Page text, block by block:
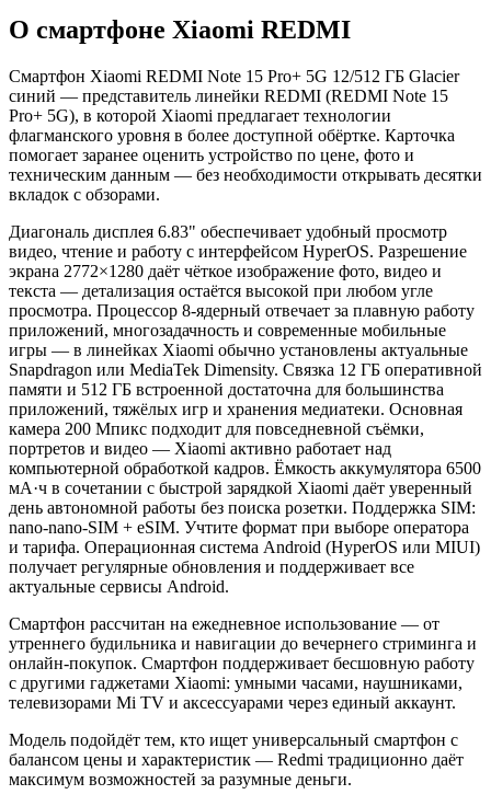
О смартфоне Xiaomi REDMI
Смартфон Xiaomi REDMI Note 15 Pro+ 5G 12/512 ГБ Glacier
синий — представитель линейки REDMI (REDMI Note 15
Pro+ 5G), в которой Xiaomi предлагает технологии
флагманского уровня в более доступной обёртке. Карточка
помогает заранее оценить устройство по цене, фото и
техническим данным — без необходимости открывать десятки
вкладок с обзорами.
Диагональ дисплея 6.83" обеспечивает удобный просмотр
видео, чтение и работу с интерфейсом HyperOS. Разрешение
экрана 2772×1280 даёт чёткое изображение фото, видео и
текста — детализация остаётся высокой при любом угле
просмотра. Процессор 8-ядерный отвечает за плавную работу
приложений, многозадачность и современные мобильные
игры — в линейках Xiaomi обычно установлены актуальные
Snapdragon или MediaTek Dimensity. Связка 12 ГБ оперативной
памяти и 512 ГБ встроенной достаточна для большинства
приложений, тяжёлых игр и хранения медиатеки. Основная
камера 200 Мпикс подходит для повседневной съёмки,
портретов и видео — Xiaomi активно работает над
компьютерной обработкой кадров. Ёмкость аккумулятора 6500
мА·ч в сочетании с быстрой зарядкой Xiaomi даёт уверенный
день автономной работы без поиска розетки. Поддержка SIM:
nano-nano-SIM + eSIM. Учтите формат при выборе оператора
и тарифа. Операционная система Android (HyperOS или MIUI)
получает регулярные обновления и поддерживает все
актуальные сервисы Android.
Смартфон рассчитан на ежедневное использование — от
утреннего будильника и навигации до вечернего стриминга и
онлайн-покупок. Смартфон поддерживает бесшовную работу
с другими гаджетами Xiaomi: умными часами, наушниками,
телевизорами Mi TV и аксессуарами через единый аккаунт.
Модель подойдёт тем, кто ищет универсальный смартфон с
балансом цены и характеристик — Redmi традиционно даёт
максимум возможностей за разумные деньги.